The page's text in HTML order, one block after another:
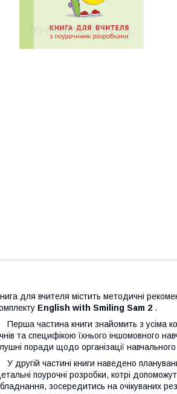
для вчителя містить методичні
English with Smiling Sam 2 .
Перша частина книги знайомить з усіма
та специфікою їхнього іншомовного
поради щодо організації
У другій частині книги наведено
поурочні розробки, котрі
зосередитись на очікуваних